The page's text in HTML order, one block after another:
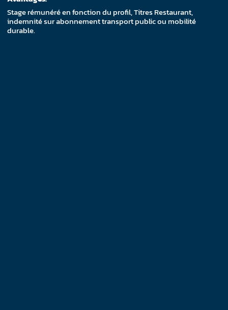
Stage rémunéré en fonction du profil, Titres Restaurant,
indemnité sur abonnement transport public ou mobilité
durable.